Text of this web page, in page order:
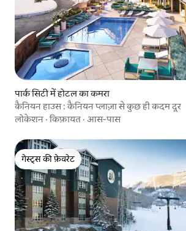
पार्क सिटी में होटल का कमरा
कैनियन हाउस : कैनियन प्लाज़ा से कुछ ही कदम दूर
लोकेशन ·किफ़ायत · आस-पास
गेस्ट्स की फ़ेवरेट
गेस्ट्स की फ़ेवरेट